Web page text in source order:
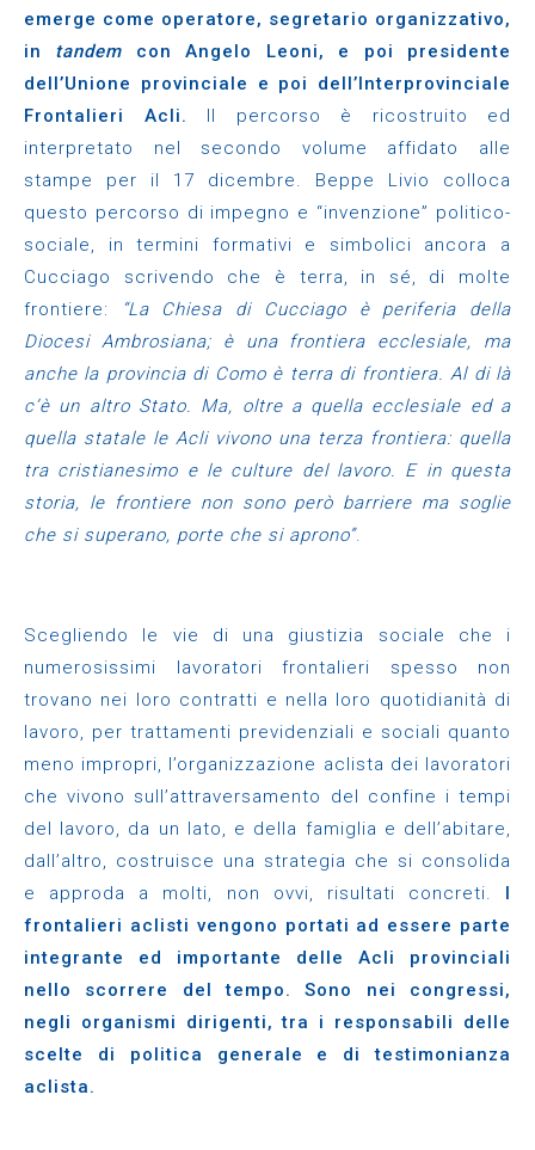
emerge come operatore, segretario organizzativo,
in tandem con Angelo Leoni, e poi presidente
dell’Unione provinciale e poi dell’Interprovinciale
Frontalieri Acli. Il percorso è ricostruito ed
interpretato nel secondo volume affidato alle
stampe per il 17 dicembre. Beppe Livio colloca
questo percorso di impegno e “invenzione” politico-
sociale, in termini formativi e simbolici ancora a
Cucciago scrivendo che è terra, in sé, di molte
frontiere:
“La Chiesa di Cucciago è periferia della
Diocesi Ambrosiana; è una frontiera ecclesiale, ma
anche la provincia di Como è terra di frontiera. Al di là
c’è un altro Stato. Ma, oltre a quella ecclesiale ed a
quella statale le Acli vivono una terza frontiera: quella
tra cristianesimo e le culture del lavoro. E in questa
storia, le frontiere non sono però barriere ma soglie
che si superano, porte che si aprono”.
Scegliendo le vie di una giustizia sociale che i
numerosissimi lavoratori frontalieri spesso non
trovano nei loro contratti e nella loro quotidianità di
lavoro, per trattamenti previdenziali e sociali quanto
meno impropri, l’organizzazione aclista dei lavoratori
che vivono sull’attraversamento del confine i tempi
del lavoro, da un lato, e della famiglia e dell’abitare,
dall’altro, costruisce una strategia che si consolida
e approda a molti, non ovvi, risultati concreti. I
frontalieri aclisti vengono portati ad essere parte
integrante ed importante delle Acli provinciali
nello scorrere del tempo. Sono nei congressi,
negli organismi dirigenti, tra i responsabili delle
scelte di politica generale e di testimonianza
aclista.